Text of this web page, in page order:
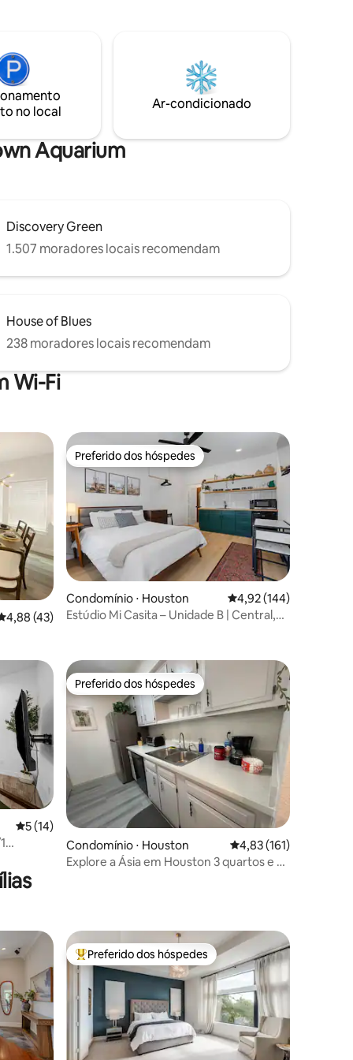
e a
no local
Ar-condicionado
Aquarium
Discovery Green
1.507 moradores locais recomendam
House of Blues
238 moradores locais recomendam
Wi-Fi
de uma avaliação média de 5, 43 avaliações
4,88 (43)
Preferido dos hóspedes
Preferido dos hóspedes
Condomínio ⋅ Houston 4,92 de uma avaliação
4,92 (144)
Estúdio Mi Casita – Unidade B | Central,
5 de uma avaliação média de 5, 14 avaliações
5 (14)
Preferido dos hóspedes
Preferido dos hóspedes
Condomínio ⋅ Houston 4,83 de uma avaliação
4,83 (161)
Explore a Ásia em Houston 3 quartos e 2
hóspedes Entre os melhores preferidos dos hóspedes
Preferido dos hóspedes